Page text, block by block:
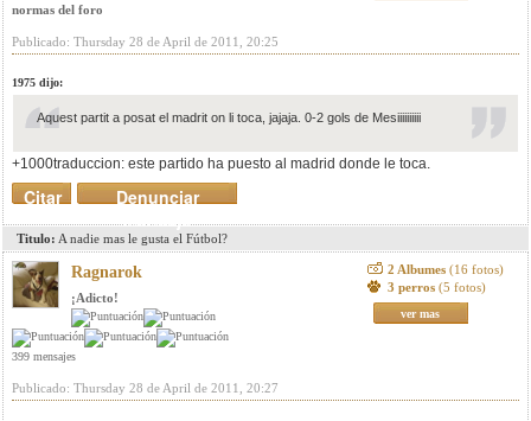
normas del foro
Publicado: Thursday 28 de April de 2011, 20:25
1975 dijo:
Aquest partit a posat el madrit on li toca, jajaja. 0-2 gols de Mesiiiiiiiiii
+1000traduccion: este partido ha puesto al madrid donde le toca.
Denunciar
mensaje
Citar
Titulo: A nadie mas le gusta el Fútbol?
Ragnarok
¡Adicto!
399 mensajes
2 Albumes (16 fotos)
3 perros (5 fotos)
ver mas
Publicado: Thursday 28 de April de 2011, 20:27